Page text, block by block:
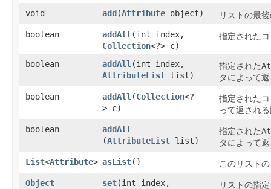
void add ​(Attribute object) リストの最
boolean addAll ​(int index,
Collection<?> c)
指定された
boolean addAll ​(int index,
AttributeList list)
指定された
タによって
boolean addAll ​(Collection<?
> c)
指定された
って返され
boolean addAll
(AttributeList list)
指定された
タによって
List<Attribute> asList​() このリスト
Object set​(int index,
リストの指